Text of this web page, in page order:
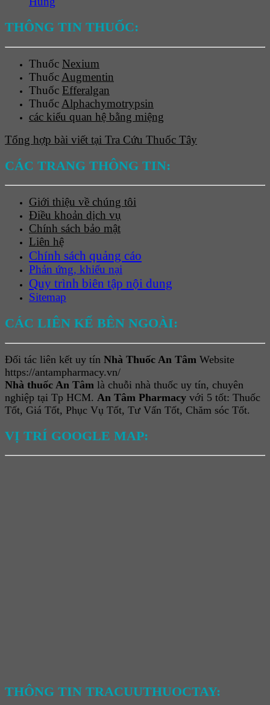
THÔNG TIN THUỐC:
Thuốc Nexium
Thuốc Augmentin
Thuốc Efferalgan
Thuốc Alphachymotrypsin
các kiểu quan hệ bằng miệng
Tổng hợp bài viết tại Tra Cứu Thuốc Tây
CÁC TRANG THÔNG TIN:
Giới thiệu về chúng tôi
Điều khoản dịch vụ
Chính sách bảo mật
Liên hệ
Chính sách quảng cáo
Phản ứng, khiếu nại
Quy trình biên tập nội dung
Sitemap
CÁC LIÊN KẾ BÊN NGOÀI:
Đối tác liên kết uy tín Nhà Thuốc An Tâm Website
https://antampharmacy.vn/
Nhà thuốc An Tâm là chuỗi nhà thuốc uy tín, chuyên
nghiệp tại Tp HCM. An Tâm Pharmacy với 5 tốt: Thuốc
Tốt, Giá Tốt, Phục Vụ Tốt, Tư Vấn Tốt, Chăm sóc Tốt.
VỊ TRÍ GOOGLE MAP:
THÔNG TIN TRACUUTHUOCTAY: